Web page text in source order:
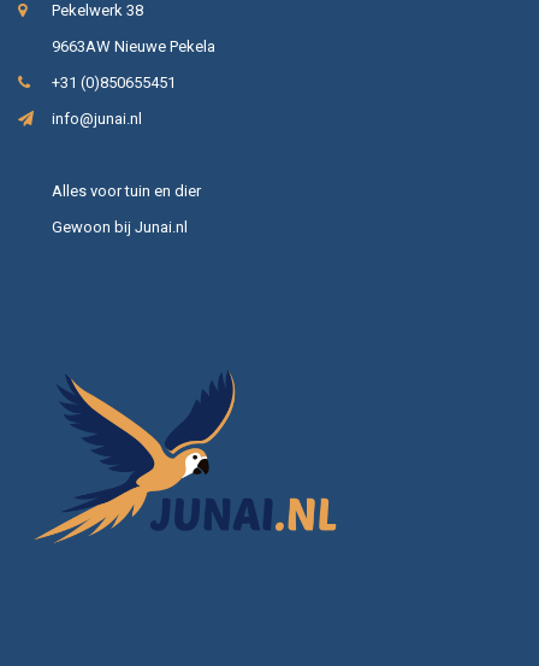
Pekelwerk 38
9663AW Nieuwe Pekela
+31 (0)850655451
info@junai.nl
Alles voor tuin en dier
Gewoon bij Junai.nl